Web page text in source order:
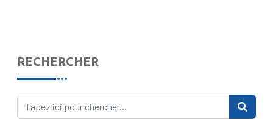
RECHERCHER